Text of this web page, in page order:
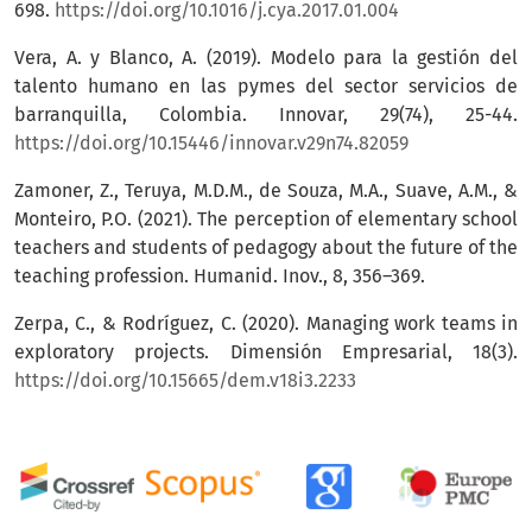
698. https://doi.org/10.1016/j.cya.2017.01.004
Vera, A. y Blanco, A. (2019). Modelo para la gestión del
talento humano en las pymes del sector servicios de
barranquilla, Colombia. Innovar, 29(74), 25-44.
https://doi.org/10.15446/innovar.v29n74.82059
Zamoner, Z., Teruya, M.D.M., de Souza, M.A., Suave, A.M., &
Monteiro, P.O. (2021). The perception of elementary school
teachers and students of pedagogy about the future of the
teaching profession. Humanid. Inov., 8, 356–369.
Zerpa, C., & Rodríguez, C. (2020). Managing work teams in
exploratory projects. Dimensión Empresarial, 18(3).
https://doi.org/10.15665/dem.v18i3.2233